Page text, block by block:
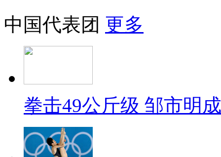
中国代表团 更多
拳击49公斤级 邹市明